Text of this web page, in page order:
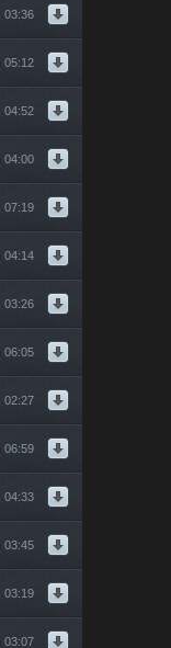
03:36
05:12
04:52
04:00
07:19
04:14
03:26
06:05
02:27
06:59
04:33
03:45
03:19
03:07